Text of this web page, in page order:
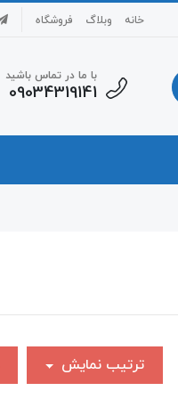
خانه وبلاگ فروشگاه
با ما در تماس باشید
09034319141
ترتیب نمایش